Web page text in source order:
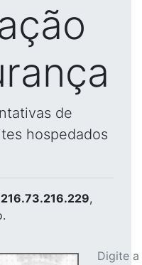
de
hospedados
216.73.216.229,
Digite